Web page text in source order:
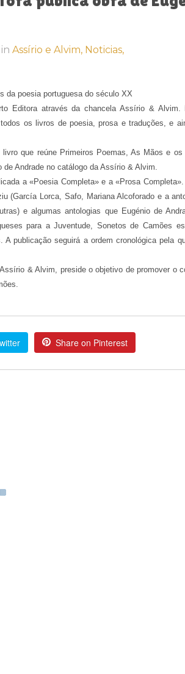
in Assírio e Alvim, Noticias,
da poesia portuguesa do século XX
Editora através da chancela Assírio & Alvim.
os livros de poesia, prosa e traduções, e
que reúne Primeiros Poemas, As Mãos e
Andrade no catálogo da Assírio & Alvim.
a «Poesia Completa» e a «Prosa
(García Lorca, Safo, Mariana Alcoforado e a
e algumas antologias que Eugénio de
para a Juventude, Sonetos de Camões
publicação seguirá a ordem cronológica pela
& Alvim, preside o objetivo de promover o
Share on Pinterest